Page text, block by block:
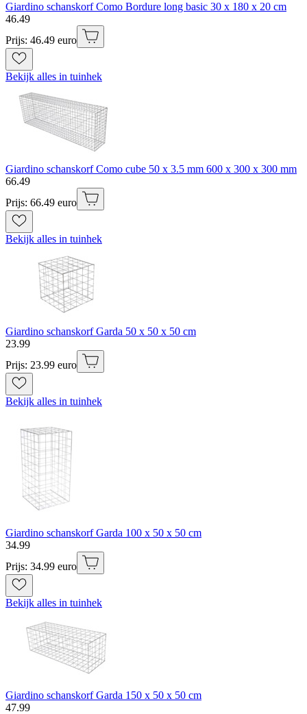
Giardino schanskorf Como Bordure long basic 30 x 180 x 20 cm
46.49
Prijs: 46.49 euro
Bekijk alles in tuinhek
Giardino schanskorf Como cube 50 x 3.5 mm 600 x 300 x 300 mm
66.49
Prijs: 66.49 euro
Bekijk alles in tuinhek
Giardino schanskorf Garda 50 x 50 x 50 cm
23.99
Prijs: 23.99 euro
Bekijk alles in tuinhek
Giardino schanskorf Garda 100 x 50 x 50 cm
34.99
Prijs: 34.99 euro
Bekijk alles in tuinhek
Giardino schanskorf Garda 150 x 50 x 50 cm
47.99